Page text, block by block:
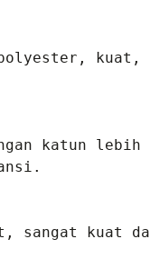
kuat,
katun
sangat kuat